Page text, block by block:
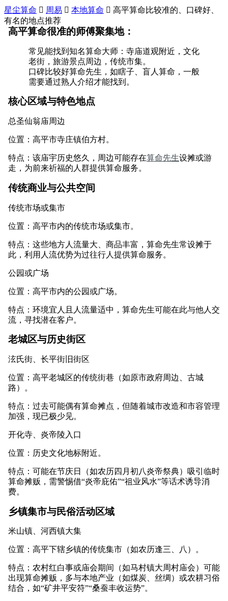
星尘算命  周易  本地算命  高平算命比较准的、口碑好、
有名的地点推荐
高平算命很准的师傅聚集地：
常见能找到知名算命大师：寺庙道观附近，文化
老街，旅游景点周边，传统市集。
口碑比较好算命先生，如瞎子、盲人算命，一般
需要通过熟人介绍才能找到。
核心区域与特色地点
总圣仙翁庙周边
位置：高平市寺庄镇伯方村。
特点：该庙宇历史悠久，周边可能存在算命先生设摊或游
走，为前来祈福的人群提供算命服务。
传统商业与公共空间
传统市场或集市
位置：高平市内的传统市场或集市。
特点：这些地方人流量大、商品丰富，算命先生常设摊于
此，利用人流优势为过往行人提供算命服务。
公园或广场
位置：高平市内的公园或广场。
特点：环境宜人且人流量适中，算命先生可能在此与他人交
流，寻找潜在客户。
老城区与历史街区
泫氏街、长平街旧街区
位置：高平老城区的传统街巷（如原市政府周边、古城
路）。
特点：过去可能偶有算命摊点，但随着城市改造和市容管理
加强，现已极少见。
开化寺、炎帝陵入口
位置：历史文化地标附近。
特点：可能在节庆日（如农历四月初八炎帝祭典）吸引临时
算命摊贩，需警惕借“炎帝庇佑”“祖业风水”等话术诱导消
费。
乡镇集市与民俗活动区域
米山镇、河西镇大集
位置：高平下辖乡镇的传统集市（如农历逢三、八）。
特点：农村红白事或庙会期间（如马村镇大周村庙会）可能
出现算命摊贩，多与本地产业（如煤炭、丝绸）或农耕习俗
结合，如“矿井平安符”“桑蚕丰收运势”。